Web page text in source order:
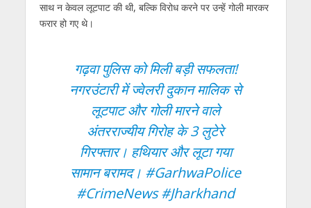
साथ न केवल लूटपाट की थी, बल्कि विरोध करने पर उन्हें गोली मारकर
फरार हो गए थे।
गढ़वा पुलिस को मिली बड़ी सफलता!
नगरउंटारी में ज्वेलरी दुकान मालिक से
लूटपाट और गोली मारने वाले
अंतरराज्यीय गिरोह के 3 लुटेरे
गिरफ्तार। हथियार और लूटा गया
सामान बरामद। #GarhwaPolice
#CrimeNews #Jharkhand